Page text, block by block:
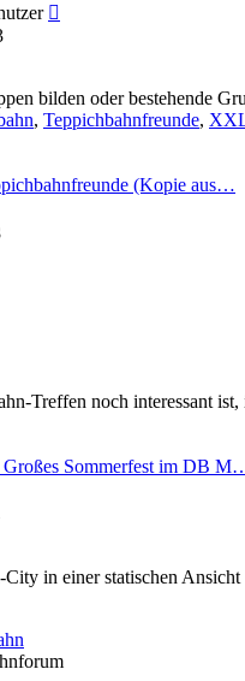
bilden oder bestehende
, Teppichbahnfreunde,
(Kopie aus…
Treffen noch interessant
Großes Sommerfest im DB
in einer statischen Ansicht